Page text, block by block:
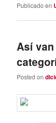
Publicado en
Así
Posted on